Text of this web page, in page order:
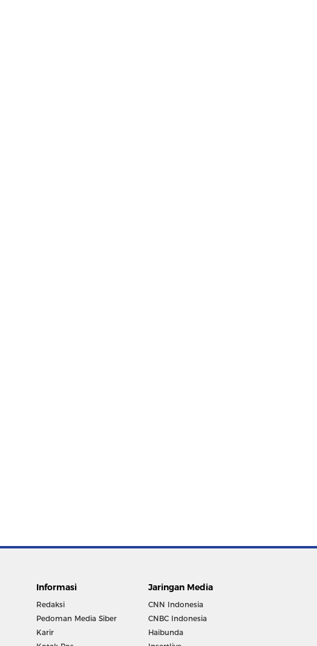
Informasi
Redaksi
Pedoman Media Siber
Karir
Jaringan Media
CNN Indonesia
CNBC Indonesia
Haibunda